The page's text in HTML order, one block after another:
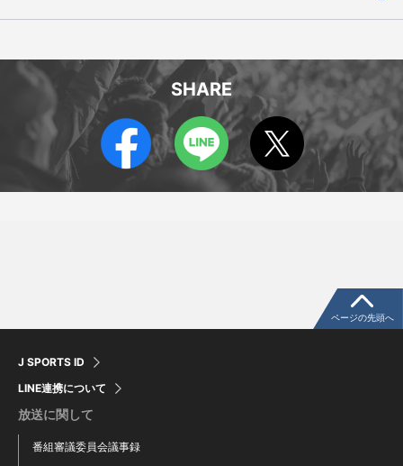
SHARE
J SPORTS ID
LINE連携について
放送に関して
番組審議委員会議事録
ページの先頭へ